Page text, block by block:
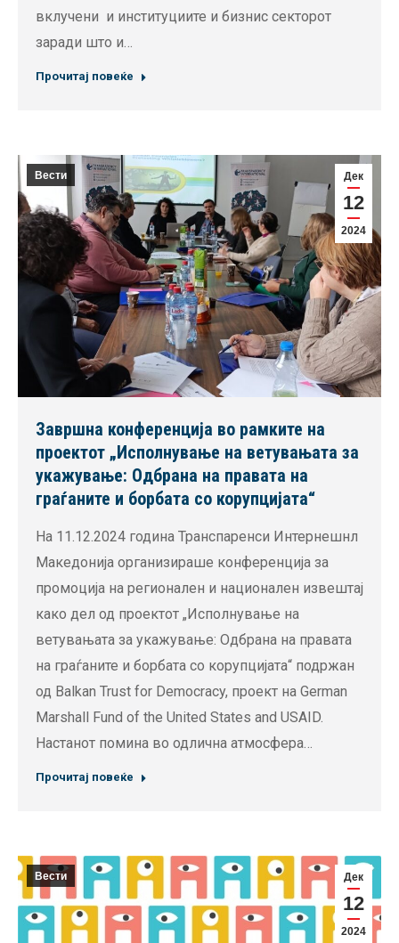
вклучени и институциите и бизнис секторот
заради што и…
Прочитај повеќе
Дек
12
2024
Вести
Завршна конференција во рамките на
проектот „Исполнување на ветувањата за
укажувањe: Одбрана на правата на
граѓаните и борбата со корупцијата“
На 11.12.2024 година Транспаренси Интернешнл
Македонија организираше конференција за
промоција на регионален и национален извештај
како дел од проектот „Исполнување на
ветувањата за укажувањe: Одбрана на правата
на граѓаните и борбата со корупцијата“ подржан
од Balkan Trust for Democracy, проект на German
Marshall Fund of the United States and USAID.
Настанот помина во одлична атмосфера…
Прочитај повеќе
Дек
12
2024
Вести